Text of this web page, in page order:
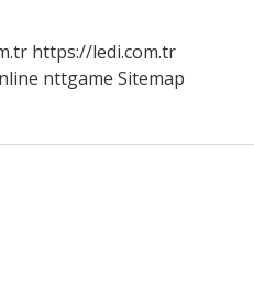
https://ledi.com.tr
nttgame Sitemap